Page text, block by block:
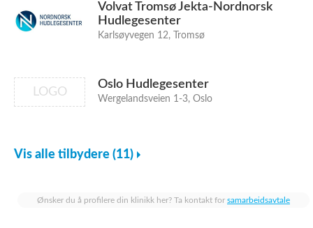
Volvat Tromsø Jekta-Nordnorsk
Hudlegesenter
Karlsøyvegen 12, Tromsø
LOGO
Oslo Hudlegesenter
Wergelandsveien 1-3, Oslo
Vis alle tilbydere (11)
Ønsker du å profilere din klinikk her? Ta kontakt for samarbeidsavtale